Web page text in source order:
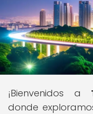
¡Bienvenidos a
donde